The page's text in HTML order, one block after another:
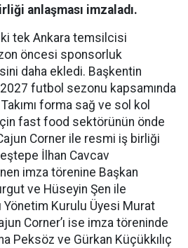
anlaşması imzaladı.
tek Ankara temsilcisi
öncesi sponsorluk
daha ekledi. Başkentin
2027 futbol sezonu kapsamında
forma sağ ve sol kol
fast food sektörünün önde
Corner ile resmi iş birliği
İlhan Cavcav
imza törenine Başkan
ve Hüseyin Şen ile
Kurulu Üyesi Murat
Corner’ı ise imza töreninde
Peksöz ve Gürkan Küçükkılıç